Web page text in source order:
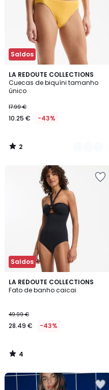
Saldos
LA REDOUTE COLLECTIONS
Cuecas de biquíni tamanho
único
17.99 €
10.25 € -43%
2
/
5
3
Cores
2
/
Saldos
LA REDOUTE COLLECTIONS
Fato de banho caicai
49.99 €
28.49 € -43%
4
/
4
/